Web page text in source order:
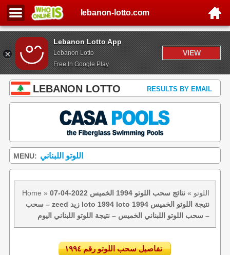
Lebanon Lotto App
Lebanon Lotto
Free In Google Play
VIEW
lebanon-lotto.com
LEBANON LOTTO RESULTS BY EMAIL
MENU: اللوتو اللبناني
Home » اللوتو »
نتائج سحب اللوتو 1994 الخميس 2022-04-07
– سحب zeed زيد loto 1994 loto 1994 نتيجة اللوتو الخميس
– سحب اللوتو اللبناني الخميس – نتيجة اللوتو اللبناني اليوم
تفاصيل سحب اللوتو رقم ١٩٩٤